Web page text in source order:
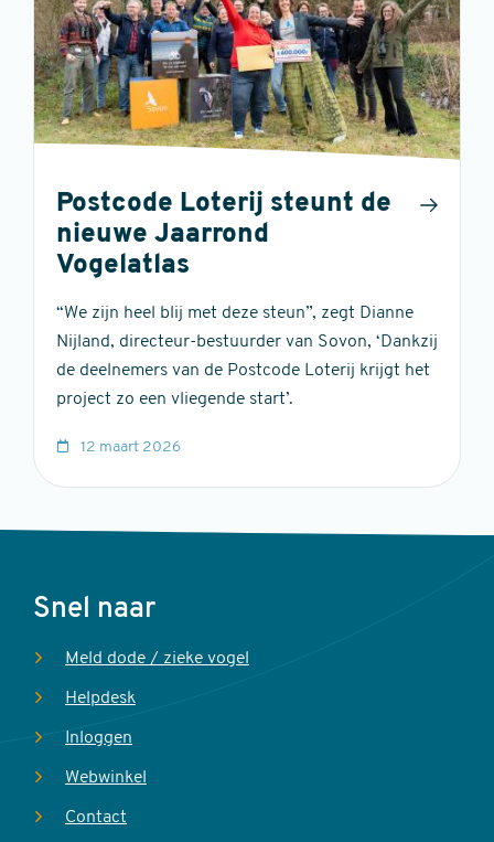
Postcode Loterij steunt de
nieuwe Jaarrond
Vogelatlas
“We zijn heel blij met deze steun”, zegt Dianne
Nijland, directeur-bestuurder van Sovon, ‘Dankzij
de deelnemers van de Postcode Loterij krijgt het
project zo een vliegende start’.
12 maart 2026
Voet
Snel naar
Meld dode / zieke vogel
Helpdesk
Inloggen
Webwinkel
Contact